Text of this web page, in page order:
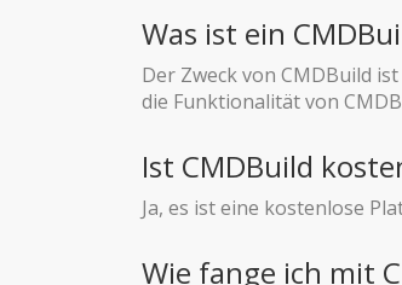
Was ist ein
Der Zweck von CMDBuild
die Funktionalität von
Ist CMDBuild
Ja, es ist eine kostenlose
Wie fange ich mit